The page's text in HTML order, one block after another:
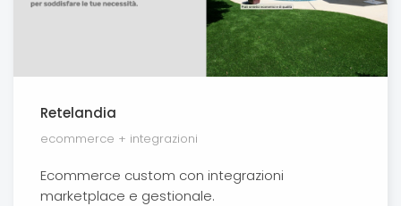
Retelandia
ecommerce + integrazioni
Ecommerce custom con integrazioni
marketplace e gestionale.